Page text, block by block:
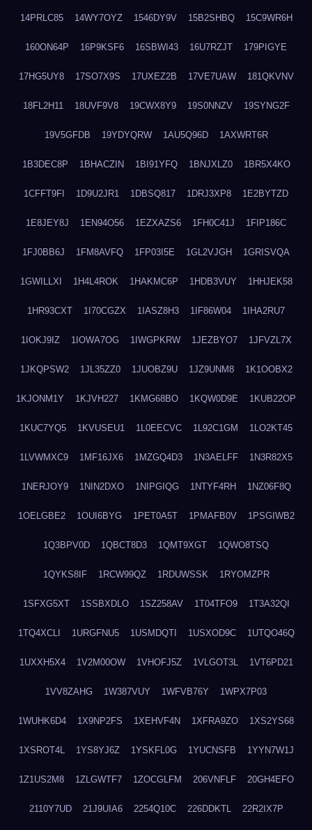
14PRLC85 14WY7OYZ 1546DY9V 15B2SHBQ 15C9WR6H
160ON64P 16P9KSF6 16SBWI43 16U7RZJT 179PIGYE
17HG5UY8 17SO7X9S 17UXEZ2B 17VE7UAW 181QKVNV
18FL2H11 18UVF9V8 19CWX8Y9 19S0NNZV 19SYNG2F
19V5GFDB 19YDYQRW 1AU5Q96D 1AXWRT6R
1B3DEC8P 1BHACZIN 1BI91YFQ 1BNJXLZ0 1BR5X4KO
1CFFT9FI 1D9U2JR1 1DBSQ817 1DRJ3XP8 1E2BYTZD
1E8JEY8J 1EN94O56 1EZXAZS6 1FH0C41J 1FIP186C
1FJ0BB6J 1FM8AVFQ 1FP03I5E 1GL2VJGH 1GRISVQA
1GWILLXI 1H4L4ROK 1HAKMC6P 1HDB3VUY 1HHJEK58
1HR93CXT 1I70CGZX 1IASZ8H3 1IF86W04 1IHA2RU7
1IOKJ9IZ 1IOWA7OG 1IWGPKRW 1JEZBYO7 1JFVZL7X
1JKQPSW2 1JL35ZZ0 1JUOBZ9U 1JZ9UNM8 1K1OOBX2
1KJONM1Y 1KJVH227 1KMG68BO 1KQW0D9E 1KUB22OP
1KUC7YQ5 1KVUSEU1 1L0EECVC 1L92C1GM 1LO2KT45
1LVWMXC9 1MF16JX6 1MZGQ4D3 1N3AELFF 1N3R82X5
1NERJOY9 1NIN2DXO 1NIPGIQG 1NTYF4RH 1NZ06F8Q
1OELGBE2 1OUI6BYG 1PET0A5T 1PMAFB0V 1PSGIWB2
1Q3BPV0D 1QBCT8D3 1QMT9XGT 1QWO8TSQ
1QYKS8IF 1RCW99QZ 1RDUWSSK 1RYOMZPR
1SFXG5XT 1SSBXDLO 1SZ258AV 1T04TFO9 1T3A32QI
1TQ4XCLI 1URGFNU5 1USMDQTI 1USXOD9C 1UTQO46Q
1UXXH5X4 1V2M00OW 1VHOFJ5Z 1VLGOT3L 1VT6PD21
1VV8ZAHG 1W387VUY 1WFVB76Y 1WPX7P03
1WUHK6D4 1X9NP2FS 1XEHVF4N 1XFRA9ZO 1XS2YS68
1XSROT4L 1YS8YJ6Z 1YSKFL0G 1YUCNSFB 1YYN7W1J
1Z1US2M8 1ZLGWTF7 1ZOCGLFM 206VNFLF 20GH4EFO
2110Y7UD 21J9UIA6 2254Q10C 226DDKTL 22R2IX7P